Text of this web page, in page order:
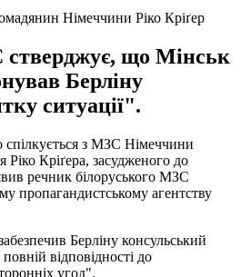
Німеччини Ріко Кріґер
стверджує, що Мінськ
Берліну
ситуації".
з МЗС Німеччини
Ріко Кріґера, засудженого до
речник білоруського МЗС
пропагандистському агентству
Берліну консульський
відповідності до
угод".